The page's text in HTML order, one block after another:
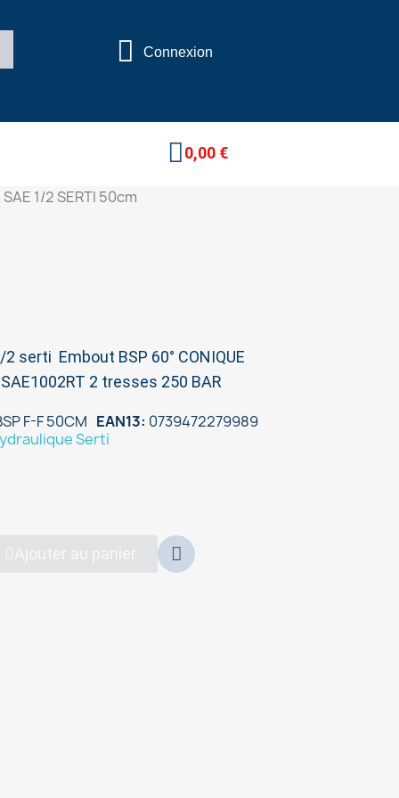
Connexion
0,00 €
1/2 SERTI 50cm
serti Embout BSP 60° CONIQUE
SAE1002RT 2 tresses 250 BAR
F-F 50CM EAN13 0739472279989
Serti
Ajouter au panier